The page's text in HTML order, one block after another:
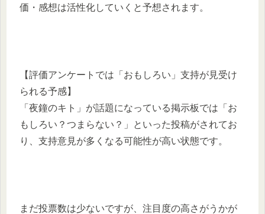
価・感想は活性化していくと予想されます。
【評価アンケートでは「おもしろい」支持が見受け
られる予感】
「夜鐘のキト」が話題になっている掲示板では「お
もしろい？つまらない？」といった投稿がされてお
り、支持意見が多くなる可能性が高い状態です。
まだ投票数は少ないですが、注目度の高さがうかが